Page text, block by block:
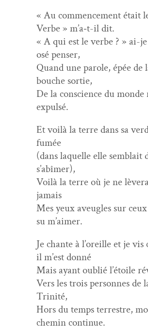
« Au com­mence­ment était
Verbe » m’a‑t-il dit.
« A qui est le verbe ? » ai-
osé penser,
Quand une parole, épée de
bouche sortie,
De la con­science du monde
expulsé.
Et voilà la terre dans sa
fumée
(dans laque­lle elle sem­blait
s’abîmer),
Voilà la terre où je ne
jamais
Mes yeux aveu­gles sur
su m’aimer.
Je chante à l’oreille et je vis
il m’est donné
Mais ayant oublié l’étoile
Vers les trois per­son­nes de
Trinité,
Hors du temps ter­restre,
chemin continue.